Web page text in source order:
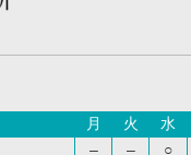
月 火 水
– – ○